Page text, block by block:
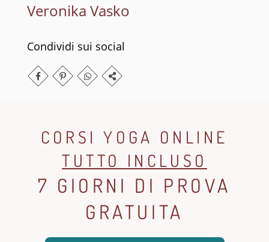
Veronika Vasko
Condividi sui social
CORSI YOGA ONLINE
TUTTO INCLUSO
7 GIORNI DI PROVA
GRATUITA